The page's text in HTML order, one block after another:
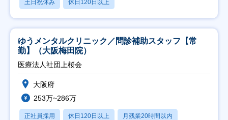
土日祝休み 休日120日以上
ゆうメンタルクリニック／問診補助スタッフ【常
勤】（大阪梅田院）
医療法人社団上桜会
大阪府
253万~286万
正社員採用 休日120日以上 月残業20時間以内